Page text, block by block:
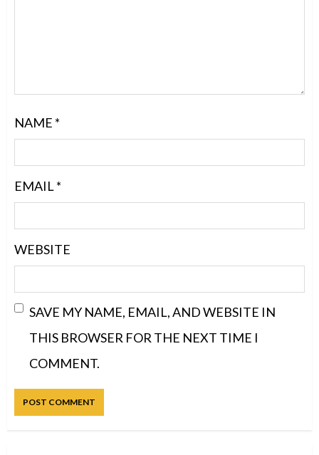
NAME *
EMAIL*
WEBSITE
SAVE MY NAME, EMAIL, AND WEBSITE IN
THIS BROWSER FOR THE NEXT TIME I
COMMENT.